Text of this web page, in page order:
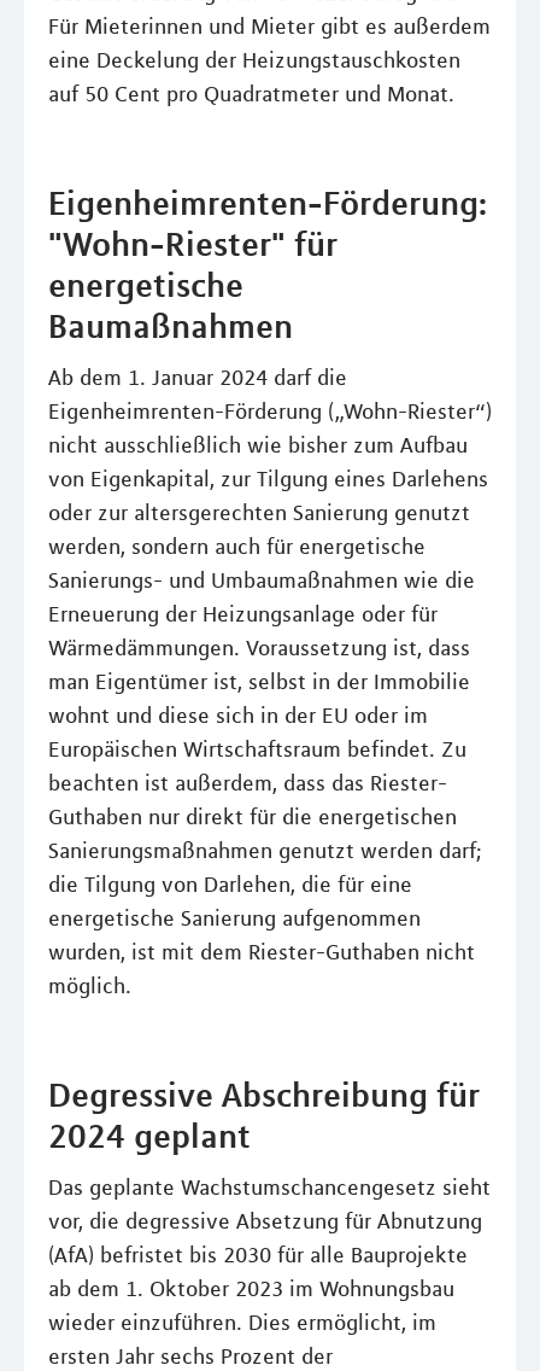
Für Mieterinnen und Mieter gibt es außerdem
eine Deckelung der Heizungstauschkosten
auf 50 Cent pro Quadratmeter und Monat.
Eigenheimrenten-Förderung:
"Wohn-Riester" für
energetische
Baumaßnahmen
Ab dem 1. Januar 2024 darf die
Eigenheimrenten-Förderung („Wohn-Riester“)
nicht ausschließlich wie bisher zum Aufbau
von Eigenkapital, zur Tilgung eines Darlehens
oder zur altersgerechten Sanierung genutzt
werden, sondern auch für energetische
Sanierungs- und Umbaumaßnahmen wie die
Erneuerung der Heizungsanlage oder für
Wärmedämmungen. Voraussetzung ist, dass
man Eigentümer ist, selbst in der Immobilie
wohnt und diese sich in der EU oder im
Europäischen Wirtschaftsraum befindet. Zu
beachten ist außerdem, dass das Riester-
Guthaben nur direkt für die energetischen
Sanierungsmaßnahmen genutzt werden darf;
die Tilgung von Darlehen, die für eine
energetische Sanierung aufgenommen
wurden, ist mit dem Riester-Guthaben nicht
möglich.
Degressive Abschreibung für
2024 geplant
Das geplante Wachstumschancengesetz sieht
vor, die degressive Absetzung für Abnutzung
(AfA) befristet bis 2030 für alle Bauprojekte
ab dem 1. Oktober 2023 im Wohnungsbau
wieder einzuführen. Dies ermöglicht, im
ersten Jahr sechs Prozent der